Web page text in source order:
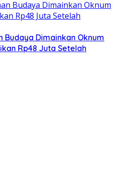
Budaya Dimainkan Oknum
Rp48 Juta Setelah